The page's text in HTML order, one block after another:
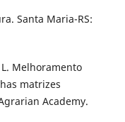
Santa Maria-RS:
L. Melhoramento
matrizes
Academy.